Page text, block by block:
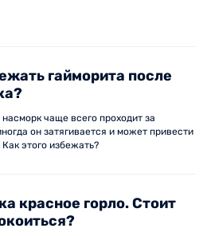
инфекция (ангины,
ОРЗ, ОРВИ, насморки и
гайморита после
чаще всего проходит за
он затягивается и может привести
Как этого избежать?
красное горло. Стоит